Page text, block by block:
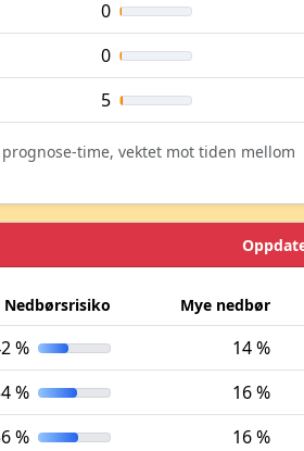
0
0
5
time, vektet mot tiden mellom
Nedbørsrisiko Mye nedbør
% 14 %
% 16 %
% 16 %